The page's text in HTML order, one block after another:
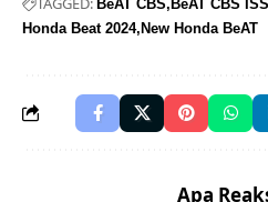
BeAT CBS BeAT CBS ISS
Honda Beat 2024 New Honda BeAT
Apa